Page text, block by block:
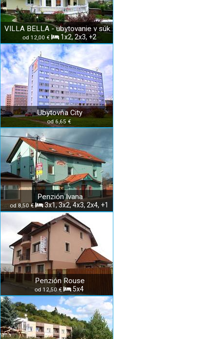
VILLA BELLA - ubytovanie v súkromí
od 12,00 € 1x2, 2x3, +2
Ubytovňa City
od 6,65 €
Penzión Ivana
od 8,50 € 3x1, 3x2, 4x3, 2x4, +1
Penzión Rouse
od 12,50 € 5x4